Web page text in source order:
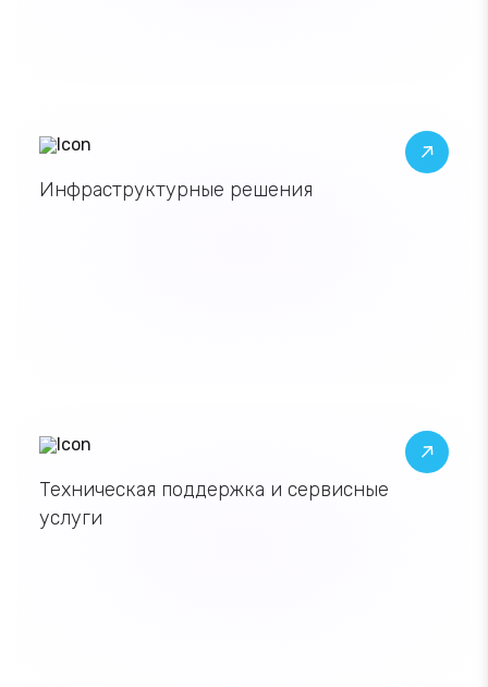
Инфраструктурные решения
Инфраструктурные решения
Техническая поддержка и сервисные
услуги
Техническая поддержка